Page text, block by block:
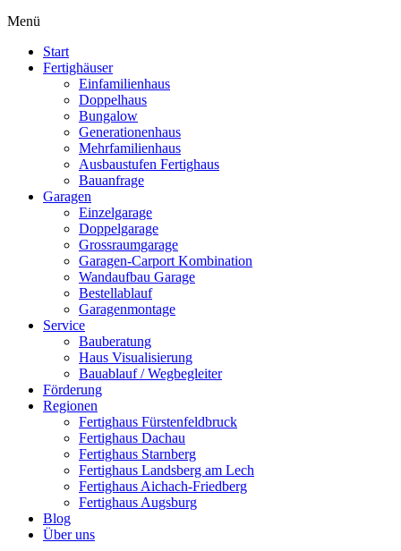
Menü
Start
Fertighäuser
Einfamilienhaus
Doppelhaus
Bungalow
Generationenhaus
Mehrfamilienhaus
Ausbaustufen Fertighaus
Bauanfrage
Garagen
Einzelgarage
Doppelgarage
Grossraumgarage
Garagen-Carport Kombination
Wandaufbau Garage
Bestellablauf
Garagenmontage
Service
Bauberatung
Haus Visualisierung
Bauablauf / Wegbegleiter
Förderung
Regionen
Fertighaus Fürstenfeldbruck
Fertighaus Dachau
Fertighaus Starnberg
Fertighaus Landsberg am Lech
Fertighaus Aichach-Friedberg
Fertighaus Augsburg
Blog
Über uns